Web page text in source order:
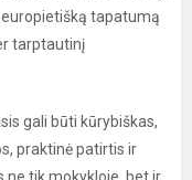
tapatumą
tarptautinį
gali būti kūrybiškas,
praktinė patirtis ir